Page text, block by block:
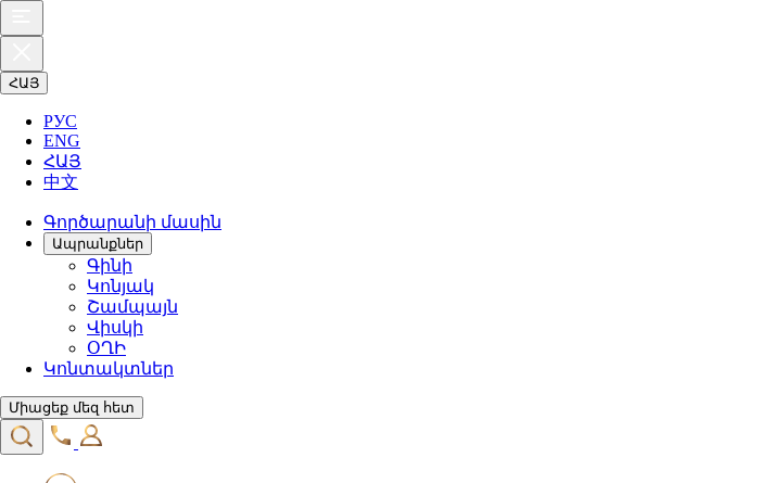
ՀԱՅ
РУС
ENG
ՀԱՅ
中文
Գործարանի մասին
Ապրանքներ
Գինի
Կոնյակ
Շամպայն
Վիսկի
ՕՂԻ
Կոնտակտներ
Միացեք մեզ հետ